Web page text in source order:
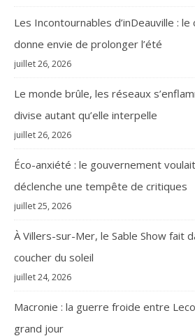
Les Incontournables d’inDeauville :
donne envie de prolonger l’été
juillet 26, 2026
Le monde brûle, les réseaux
divise autant qu’elle interpelle
juillet 26, 2026
Éco-anxiété : le gouvernement
déclenche une tempête de critiques
juillet 25, 2026
À Villers-sur-Mer, le Sable Show fait
coucher du soleil
juillet 24, 2026
Macronie : la guerre froide entre
grand jour